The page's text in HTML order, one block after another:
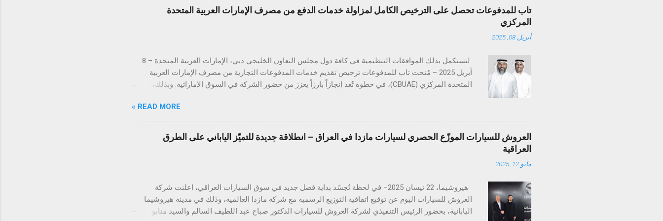
تاب للمدفوعات تحصل على الترخيص الكامل لمزاولة خدمات الدفع من مصرف الإمارات العربية المتحدة
المركزي
أبريل 08, 2025
لتستكمل بذلك الموافقات التنظيمية في كافة دول مجلس التعاون الخليجي دبي، الإمارات العربية المتحدة – 8
أبريل 2025 – مُنحت تاب للمدفوعات ترخيص تقديم خدمات المدفوعات التجارية من مصرف الإمارات العربية
المتحدة المركزي (CBUAE)، في خطوة تُعد إنجازاً بارزاً يعزز من حضور الشركة في السوق الإماراتية. وبذلك،
الإمارات العربية المتحدة السوق الأكبر إقليمياً في مجال التقنية المالية والمدفوعات، إذ تحتضن 184 شركة
متخصصة في هذا القطاع الحيوي. ومع استكمال التراخيص في كلٍّ من السعودية، الكويت، قطر، البحرين، عُمان،
والإمارات، تواصل تاب للمدفوعات ترسيخ مكانتها كأحد أكثر مزوّدي خدمات الدفع ترخيصاً والتزاماً بالامتثال
التنظيمي ضمن الشركات العاملة في دول الخليج. كما يؤكّد هذا الإنجاز دور تاب للمدفوعات في توحيد وتبسيط
READ MORE »
العروش للسيارات الموزّع الحصري لسيارات مازدا في العراق – انطلاقة جديدة للتميّز الياباني على الطرق
العراقية
مايو 12, 2025
هيروشيما، 22 نيسان 2025– في لحظة تُجسّد بداية فصل جديد في سوق السيارات العراقي، اعلنت شركة
العروش للسيارات اليوم عن توقيع اتفاقية التوزيع الرسمية مع شركة مازدا العالمية، وذلك في مدينة هيروشيما
اليابانية، بحضور الرئيس التنفيذي لشركة العروش للسيارات الدكتور صباح عبد اللطيف السالم والسيد منابو